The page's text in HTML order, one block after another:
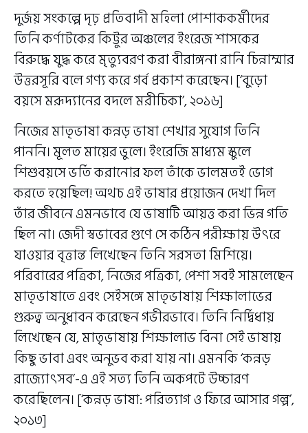
দুর্জয় সংকল্পে দৃঢ় প্রতিবাদী মহিলা পোশাককর্মীদের
তিনি কর্ণাটকের কিট্টুর অঞ্চলের ইংরেজ শাসকের
বিরুদ্ধে যুদ্ধ করে মৃত্যুবরণ করা বীরাঙ্গনা রানি চিন্নাম্মার
উত্তরসূরি বলে গণ্য করে গর্ব প্রকাশ করেছেন। [‘বুড়ো
বয়সে মরূদ্যানের বদলে মরীচিকা’, ২০১৬]
নিজের মাতৃভাষা কন্নড় ভাষা শেখার সুযোগ তিনি
পাননি। মূলত মায়ের ভুলে। ইংরেজি মাধ্যম স্কুলে
শিশুবয়সে ভর্তি করানোর ফল তাঁকে ভালমতই ভোগ
করতে হয়েছিল! অথচ এই ভাষার প্রয়োজন দেখা দিল
তাঁর জীবনে এমনভাবে যে ভাষাটি আয়ত্ত করা ভিন্ন গতি
ছিল না। জেদী স্বভাবের গুণে সে কঠিন পরীক্ষায় উৎরে
যাওয়ার বৃত্তান্ত লিখেছেন তিনি সরসতা মিশিয়ে।
পরিবারের পত্রিকা, নিজের পত্রিকা, পেশা সবই সামলেছেন
মাতৃভাষাতে এবং সেইসঙ্গে মাতৃভাষায় শিক্ষালাভের
গুরুত্ব অনুধাবন করেছেন গভীরভাবে। তিনি নির্দ্বিধায়
লিখেছেন যে, মাতৃভাষায় শিক্ষালাভ বিনা সেই ভাষায়
কিছু ভাবা এবং অনুভব করা যায় না। এমনকি ‘কন্নড়
রাজ্যোৎসব’-এ এই সত্য তিনি অকপটে উচ্চারণ
করেছিলেন। [‘কন্নড় ভাষা: পরিত্যাগ ও ফিরে আসার গল্প’,
২০১৩]